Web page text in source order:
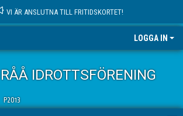
VI ÄR ANSLUTNA TILL FRITIDSKORTET!
LOGGA IN
RÅÅ IDROTTSFÖRENING
P2013